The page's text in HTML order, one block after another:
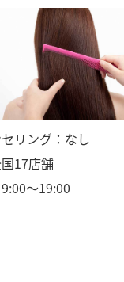
リング：なし
17店舗
～19:00